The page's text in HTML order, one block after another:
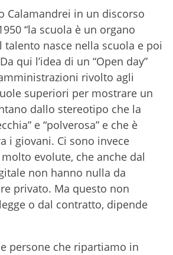
Calamandrei in un discorso
“la scuola è un organo
talento nasce nella scuola e poi
qui l’idea di un “Open day”
rivolto agli
superiori per mostrare un
dallo stereotipo che la
e “polverosa” e che è
i giovani. Ci sono invece
evolute, che anche dal
non hanno nulla da
privato. Ma questo non
o dal contratto, dipende
persone che ripartiamo in